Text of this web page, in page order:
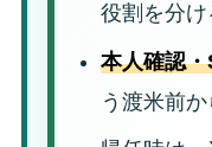
役割を分け
本人確認
う渡米前か